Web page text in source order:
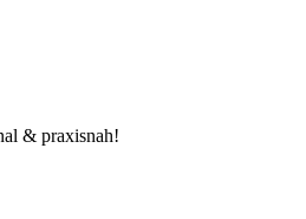
& praxisnah!